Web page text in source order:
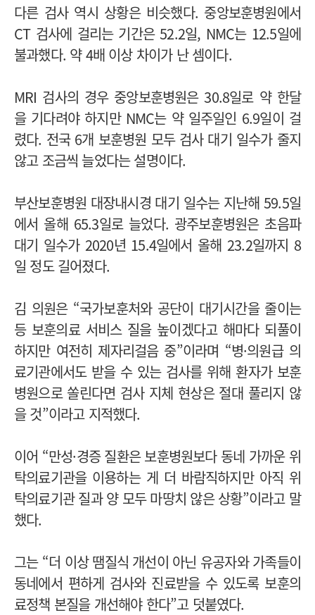
다른 검사 역시 상황은 비슷했다. 중앙보훈병원에서
CT 검사에 걸리는 기간은 52.2일, NMC는 12.5일에
불과했다. 약 4배 이상 차이가 난 셈이다.
MRI 검사의 경우 중앙보훈병원은 30.8일로 약 한달
을 기다려야 하지만 NMC는 약 일주일인 6.9일이 걸
렸다. 전국 6개 보훈병원 모두 검사 대기 일수가 줄지
않고 조금씩 늘었다는 설명이다.
부산보훈병원 대장내시경 대기 일수는 지난해 59.5일
에서 올해 65.3일로 늘었다. 광주보훈병원은 초음파
대기 일수가 2020년 15.4일에서 올해 23.2일까지 8
일 정도 길어졌다.
김 의원은 “국가보훈처와 공단이 대기시간을 줄이는
등 보훈의료 서비스 질을 높이겠다고 해마다 되풀이
하지만 여전히 제자리걸음 중”이라며 “병·의원급 의
료기관에서도 받을 수 있는 검사를 위해 환자가 보훈
병원으로 쏠린다면 검사 지체 현상은 절대 풀리지 않
을 것”이라고 지적했다.
이어 “만성·경증 질환은 보훈병원보다 동네 가까운 위
탁의료기관을 이용하는 게 더 바람직하지만 아직 위
탁의료기관 질과 양 모두 마땅치 않은 상황”이라고 말
했다.
그는 “더 이상 땜질식 개선이 아닌 유공자와 가족들이
동네에서 편하게 검사와 진료받을 수 있도록 보훈의
료정책 본질을 개선해야 한다”고 덧붙였다.